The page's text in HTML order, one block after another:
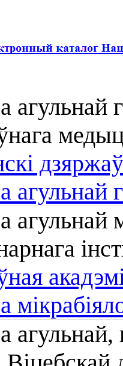
агульнай
агульнай
агульнай,